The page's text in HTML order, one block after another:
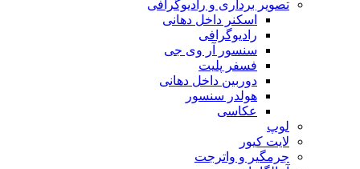
تصویر برداری و رادیوگرافی
اسکنر داخل دهانی
رادیوگرافی
سنسور آر وی جی
فسفر پلیت
دوربین داخل دهانی
هولدر سنسور
عکاسی
لوپ
لایت کیور
جرمگیر و واترجت